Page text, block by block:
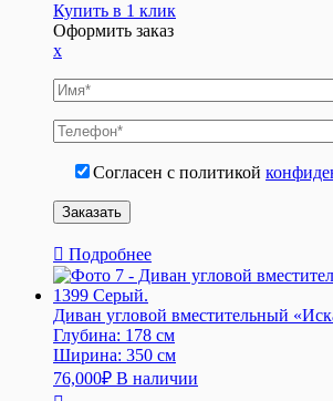
Купить в 1 клик
Оформить заказ
x
Согласен с политикой
Подробнее
Диван угловой вместительный
Глубина: 178 см
Ширина: 350 см
76,000₽ В наличии